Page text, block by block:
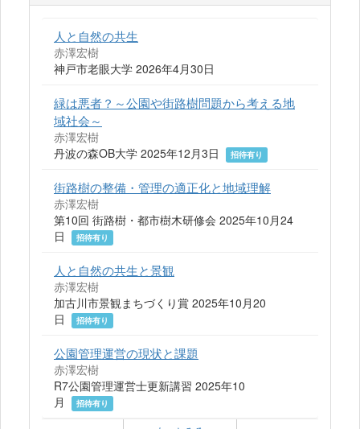
人と自然の共生
赤澤宏樹
神戸市老眼大学 2026年4月30日
緑は悪者？～公園や街路樹問題から考える地
域社会～
赤澤宏樹
丹波の森OB大学 2025年12月3日
招待有り
街路樹の整備・管理の適正化と地域理解
赤澤宏樹
第10回 街路樹・都市樹木研修会 2025年10月24
日
招待有り
人と自然の共生と景観
赤澤宏樹
加古川市景観まちづくり賞 2025年10月20
日
招待有り
公園管理運営の現状と課題
赤澤宏樹
R7公園管理運営士更新講習 2025年10
月
招待有り